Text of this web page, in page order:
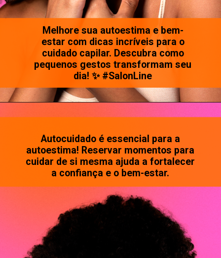
Melhore sua autoestima e bem-
estar com dicas incríveis para o
cuidado capilar. Descubra como
pequenos gestos transformam seu
dia! ✨ #SalonLine
Autocuidado é essencial para a
autoestima! Reservar momentos para
cuidar de si mesma ajuda a fortalecer
a confiança e o bem-estar.